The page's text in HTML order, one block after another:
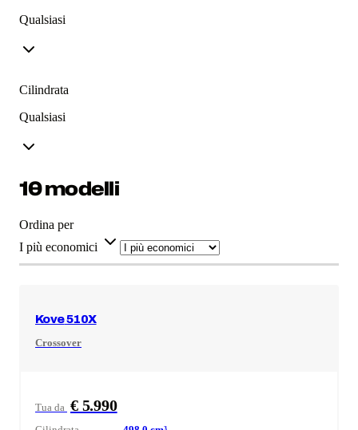
Qualsiasi
Cilindrata
Qualsiasi
10 modelli
Ordina per
I più economici
Kove510X
Crossover
Tua da € 5.990